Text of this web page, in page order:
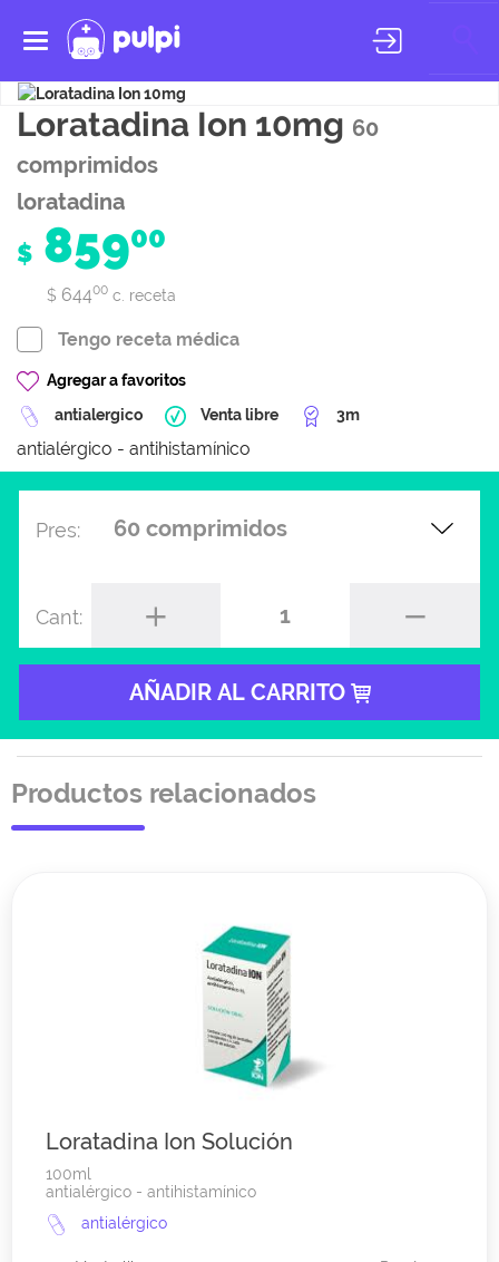
Toggle
navigation
Loratadina Ion 10mg 60
comprimidos
loratadina
$ 85900
$ 64400 c. receta
Tengo receta médica
Agregar a favoritos
antialergico
Venta libre 3m
antialérgico - antihistamínico
Pres:
Cant: 1
AÑADIR AL CARRITO
Productos relacionados
Loratadina Ion Solución
100ml
antialérgico - antihistamínico
antialérgico